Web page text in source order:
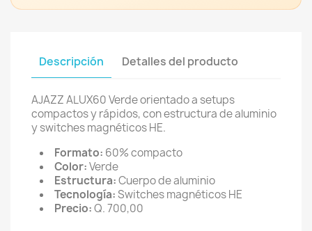
Descripción Detalles del producto
AJAZZ ALUX60 Verde orientado a setups
compactos y rápidos, con estructura de aluminio
y switches magnéticos HE.
Formato: 60% compacto
Color:Verde
Estructura:Cuerpo de aluminio
Tecnología:Switches magnéticos HE
Precio:Q. 700,00